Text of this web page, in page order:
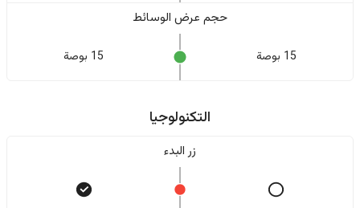
حجم عرض الوسائط
15 بوصة 15 بوصة
التكنولوجيا
زر البدء